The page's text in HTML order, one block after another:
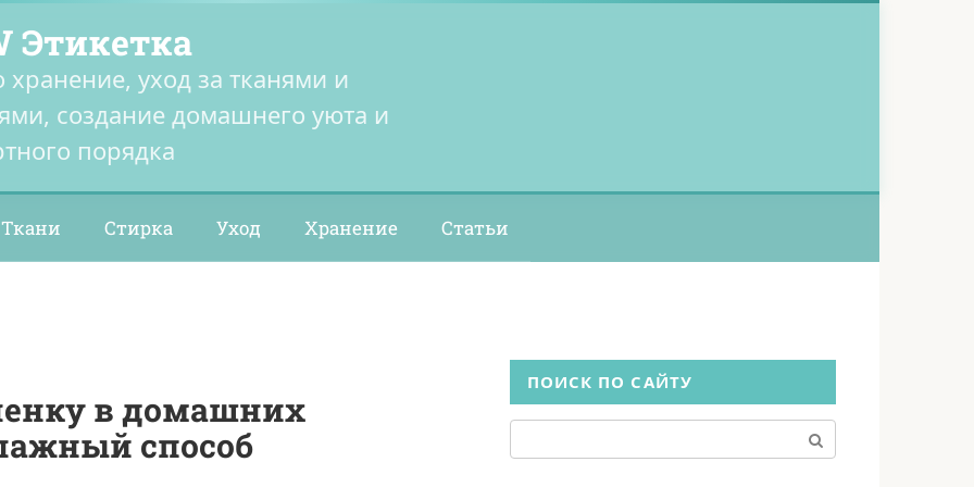
Этикетка
хранение, уход за тканями и
создание домашнего уюта и
порядка
Ткани Стирка Уход Хранение Статьи
в домашних
способ
ПОИСК ПО САЙТУ